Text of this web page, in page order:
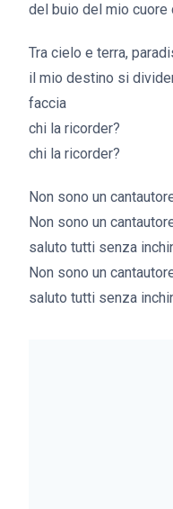
del buio del mio
Tra cielo e terra,
il mio destino si
faccia
chi la ricorder?
chi la ricorder?
Non sono un
Non sono un
saluto tutti senza
Non sono un
saluto tutti senza